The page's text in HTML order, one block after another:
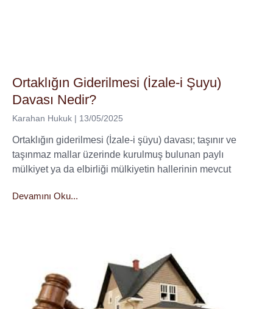
Ortaklığın Giderilmesi (İzale-i Şuyu)
Davası Nedir?
Karahan Hukuk 13/05/2025
Ortaklığın giderilmesi (İzale-i şüyu) davası; taşınır ve
taşınmaz mallar üzerinde kurulmuş bulunan paylı
mülkiyet ya da elbirliği mülkiyetin hallerinin mevcut
Devamını Oku...